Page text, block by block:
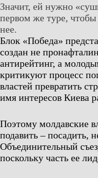
Значит, ей нужно
первом же туре, чтобы
нее.
Блок «Победа»
создан не
антирейтинг, а
критикуют процесс
властей превратить
имя интересов Киева
Поэтому молдавские
подавить – посадить,
Объединительный
поскольку часть ее